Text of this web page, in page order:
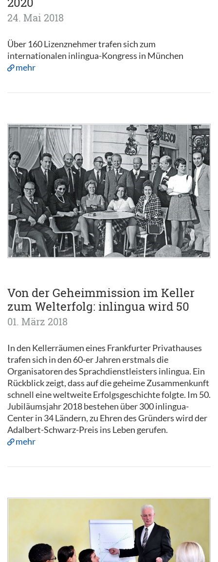
24. Mai 2018
Über 160 Lizenznehmer trafen sich zum
internationalen inlingua-Kongress in München
mehr
Von der Geheimmission im Keller
zum Welterfolg: inlingua wird 50
01. März 2018
In den Kellerräumen eines Frankfurter Privathauses
trafen sich in den 60-er Jahren erstmals die
Organisatoren des Sprachdienstleisters inlingua. Ein
Rückblick zeigt, dass auf die geheime Zusammenkunft
schnell eine weltweite Erfolgsgeschichte folgte. Im 50.
Jubiläumsjahr 2018 bestehen über 300 inlingua-
Center in 34 Ländern, zu Ehren des Gründers wird der
Adalbert-Schwarz-Preis ins Leben gerufen.
mehr